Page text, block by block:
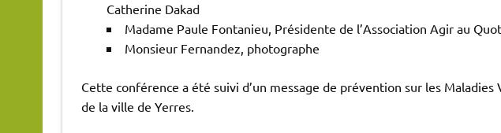
Catherine Dakad
Madame Paule Fontanieu, Présidente de l’Association Agir au
Monsieur Fernandez, photographe
Cette conférence a été suivi d’un message de prévention sur les Maladies
de la ville de Yerres.